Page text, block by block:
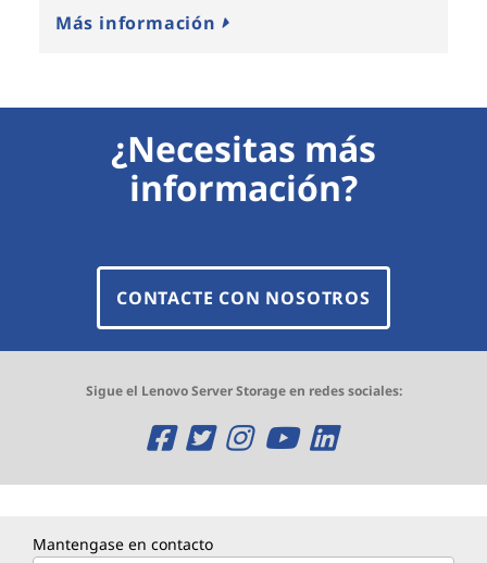
Más información
¿Necesitas más
información?
CONTACTE CON NOSOTROS
Sigue el Lenovo Server Storage en redes sociales:
O
p
O
p
O
p
O
p
O
p
Mantengase en contacto